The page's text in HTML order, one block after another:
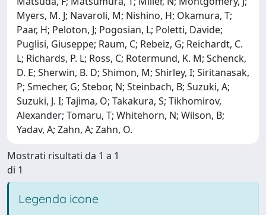
Myers, M. J; Navaroli, M; Nishino, H; Okamura, T;
Paar, H; Peloton, J; Pogosian, L; Poletti, Davide;
Puglisi, Giuseppe; Raum, C; Rebeiz, G; Reichardt, C.
L; Richards, P. L; Ross, C; Rotermund, K. M; Schenck,
D. E; Sherwin, B. D; Shimon, M; Shirley, I; Siritanasak,
P; Smecher, G; Stebor, N; Steinbach, B; Suzuki, A;
Suzuki, J. I; Tajima, O; Takakura, S; Tikhomirov,
Alexander; Tomaru, T; Whitehorn, N; Wilson, B;
Yadav, A; Zahn, A; Zahn, O.
Mostrati risultati da 1 a 1
di 1
Legenda icone